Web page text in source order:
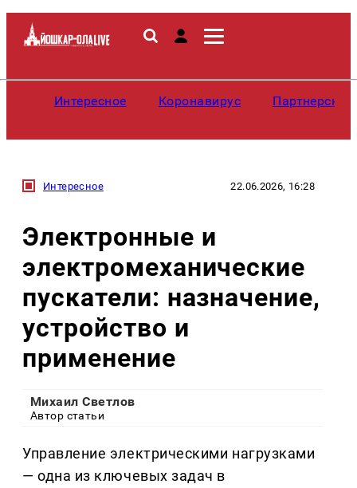
Интересное Коронавирус
Интересное 22.06.2026, 16:28
Электронные и
электромеханические
пускатели: назначение,
устройство и
применение
Михаил Светлов
Автор статьи
Управление электрическими нагрузками
— одна из ключевых задач в